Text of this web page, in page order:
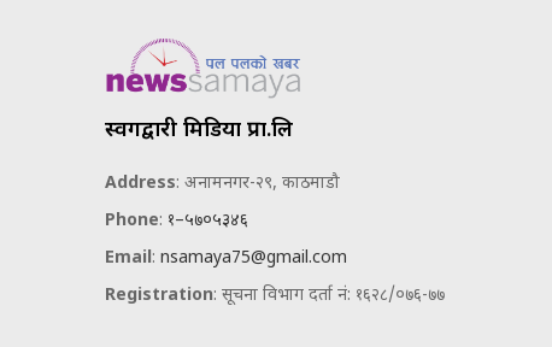
स्वर्गद्वारी मिडिया प्रा.लि
Address: अनामनगर-२९, काठमाडौ
Phone: १–५७०५३४६
Email: nsamaya75@gmail.com
Registration: सूचना विभाग दर्ता नं: १६२८/०७६-७७